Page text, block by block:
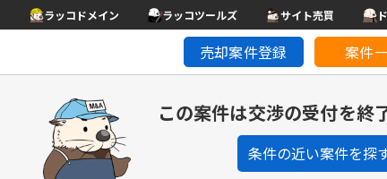
ラッコドメイン ラッコツールズ サイト売買
売却案件登録 案件
この案件は交渉の受付を終
条件の近い案件を探